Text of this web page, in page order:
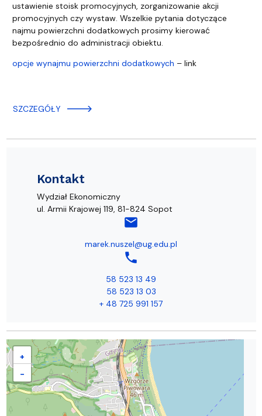
ustawienie stoisk promocyjnych, zorganizowanie akcji
promocyjnych czy wystaw. Wszelkie pytania dotyczące
najmu powierzchni dodatkowych prosimy kierować
bezpośrednio do administracji obiektu.
opcje wynajmu powierzchni dodatkowych – link
SZCZEGÓŁY
Kontakt
Wydział Ekonomiczny
ul. Armii Krajowej 119, 81-824 Sopot
mail
marek.nuszel@ug.edu.pl
phone
58 523 13 49
58 523 13 03
+ 48 725 991 157
+
−